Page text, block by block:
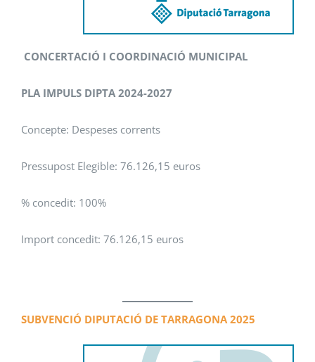
CONCERTACIÓ I COORDINACIÓ MUNICIPAL
PLA IMPULS DIPTA 2024-2027
Concepte: Despeses corrents
Pressupost Elegible: 76.126,15 euros
% concedit: 100%
Import concedit: 76.126,15 euros
SUBVENCIÓ DIPUTACIÓ DE TARRAGONA 2025